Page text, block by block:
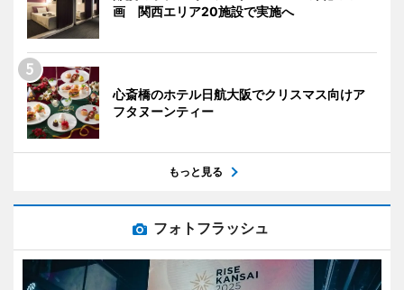
画 関西エリア20施設で実施へ
心斎橋のホテル日航大阪でクリスマス向けア
フタヌーンティー
もっと見る
フォトフラッシュ